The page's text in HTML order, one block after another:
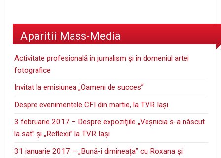
Aparitii Mass-Media
Activitate profesională în jurnalism şi în domeniul artei
fotografice
Invitat la emisiunea „Oameni de succes”
Despre evenimentele CFI din martie, la TVR Iaşi
3 februarie 2017 – Despre expoziţiile „Veşnicia s-a născut
la sat” şi „Reflexii” la TVR Iaşi
31 ianuarie 2017 – „Bună-i dimineața” cu Roxana și